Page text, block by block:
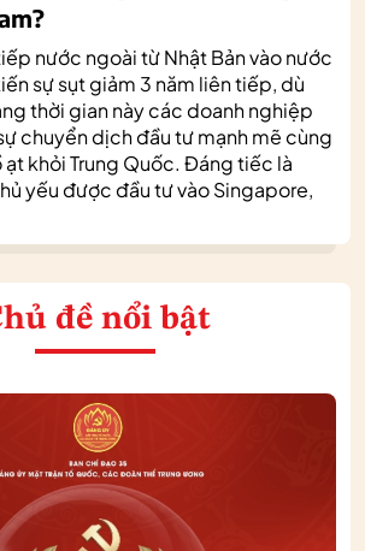
nước ngoài từ Nhật Bản vào nước
sự sụt giảm 3 năm liên tiếp, dù
thời gian này các doanh nghiệp
chuyển dịch đầu tư mạnh mẽ cùng
ạt khỏi Trung Quốc. Đáng tiếc là
yếu được đầu tư vào Singapore,
đề nổi bật